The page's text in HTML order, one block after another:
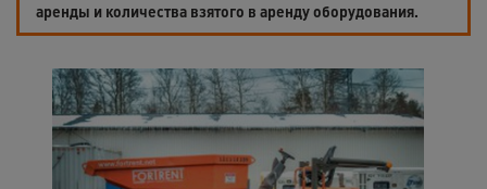
аренды и количества взятого в аренду оборудования.